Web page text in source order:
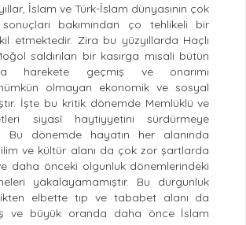
İslam ve Türk-İslam dünyasının çok
bakımından ço tehlikeli bir
etmektedir. Zira bu yüzyıllarda Haçlı
saldırıları bir kasırga misali bütün
harekete geçmiş ve onarımı
olmayan ekonomik ve sosyal
İşte bu kritik dönemde Memlüklü ve
siyasî haytiyyetini sürdürmeye
Bu dönemde hayatın her alanında
ve kültür alanı da çok zor şartlarda
daha önceki olgunluk dönemlerindeki
yakalayamamıştır. Bu durgunluk
elbette tıp ve tababet alanı da
ve büyük oranda daha önce İslam